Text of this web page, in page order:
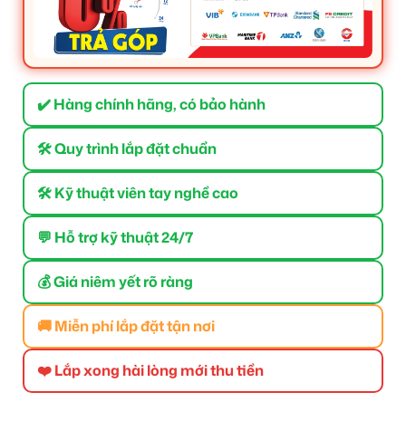
✔️ Hàng chính hãng, có bảo hành
🛠 Quy trình lắp đặt chuẩn
🛠 Kỹ thuật viên tay nghề cao
💬 Hỗ trợ kỹ thuật 24/7
💰 Giá niêm yết rõ ràng
🚚 Miễn phí lắp đặt tận nơi
❤️ Lắp xong hài lòng mới thu tiền